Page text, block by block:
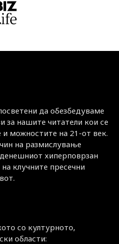
да обезбедуваме
за нашите читатели кои се
можностите на 21-от век.
на размислување
хиперповрзан
клучните пресечни
со културното,
области: